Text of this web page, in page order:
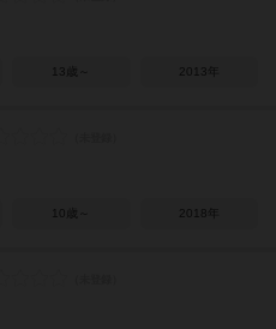
13歳～ 2013年
10歳～ 2018年